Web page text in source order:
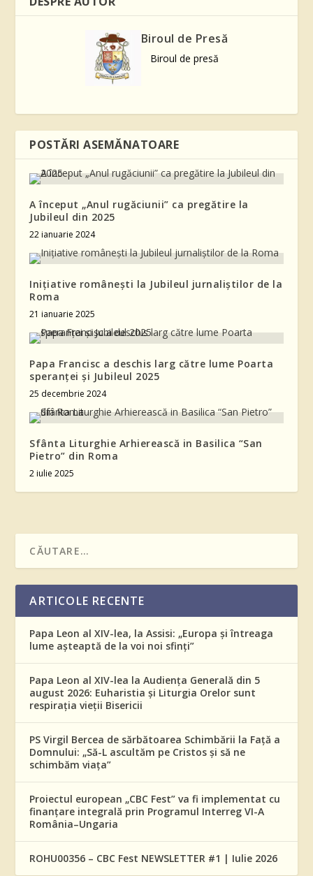
Biroul de Presă
Biroul de presă
POSTĂRI ASEMĂNATOARE
A început „Anul rugăciunii” ca pregătire la
Jubileul din 2025
22 ianuarie 2024
Inițiative românești la Jubileul jurnaliștilor de la
Roma
21 ianuarie 2025
Papa Francisc a deschis larg către lume Poarta
speranței și Jubileul 2025
25 decembrie 2024
Sfânta Liturghie Arhierească in Basilica “San
Pietro” din Roma
2 iulie 2025
ARTICOLE RECENTE
Papa Leon al XIV-lea, la Assisi: „Europa și întreaga
lume așteaptă de la voi noi sfinți”
Papa Leon al XIV-lea la Audiența Generală din 5
august 2026: Euharistia și Liturgia Orelor sunt
respirația vieții Bisericii
PS Virgil Bercea de sărbătoarea Schimbării la Față a
Domnului: „Să-L ascultăm pe Cristos și să ne
schimbăm viața”
Proiectul european „CBC Fest” va fi implementat cu
finanțare integrală prin Programul Interreg VI-A
România–Ungaria
ROHU00356 – CBC Fest NEWSLETTER #1 | Iulie 2026